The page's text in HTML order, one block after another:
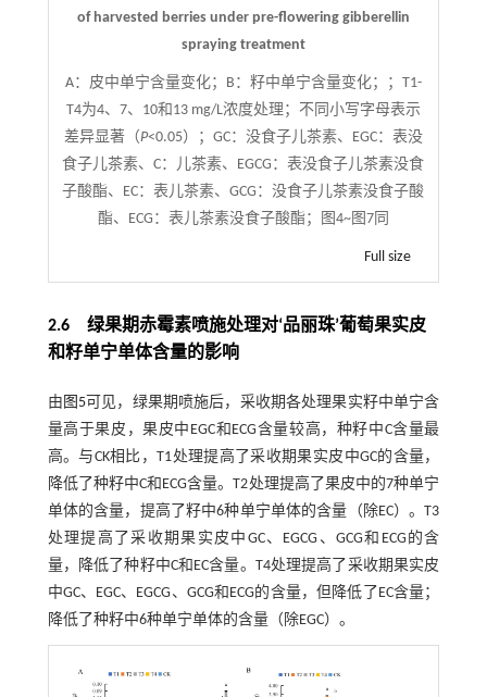
of harvested berries under pre-flowering gibberellin
spraying treatment
A：皮中单宁含量变化；B：籽中单宁含量变化；；T1-
T4为4、7、10和13 mg/L浓度处理；不同小写字母表示
差异显著（P<0.05）；GC：没食子儿茶素、EGC：表没
食子儿茶素、C：儿茶素、EGCG：表没食子儿茶素没食
子酸酯、EC：表儿茶素、GCG：没食子儿茶素没食子酸
酯、ECG：表儿茶素没食子酸酯；图4~图7同
Full size
2.6 绿果期赤霉素喷施处理对‘品丽珠’葡萄果实皮
和籽单宁单体含量的影响
由 图5可见，绿果期喷施后，采收期各处理果实籽中单宁含
量高于果皮，果皮中EGC和ECG含量较高，种籽中C含量最
高。与CK相比，T1处理提高了采收期果实皮中GC的含量，
降低了种籽中C和ECG含量。T2处理提高了果皮中的7种单宁
单体的含量，提高了籽中6种单宁单体的含量（除EC）。T3
处理提高了采收期果实皮中GC、EGCG、GCG和ECG的含
量，降低了种籽中C和EC含量。T4处理提高了采收期果实皮
中GC、EGC、EGCG、GCG和ECG的含量，但降低了EC含量；
降低了种籽中6种单宁单体的含量（除EGC）。